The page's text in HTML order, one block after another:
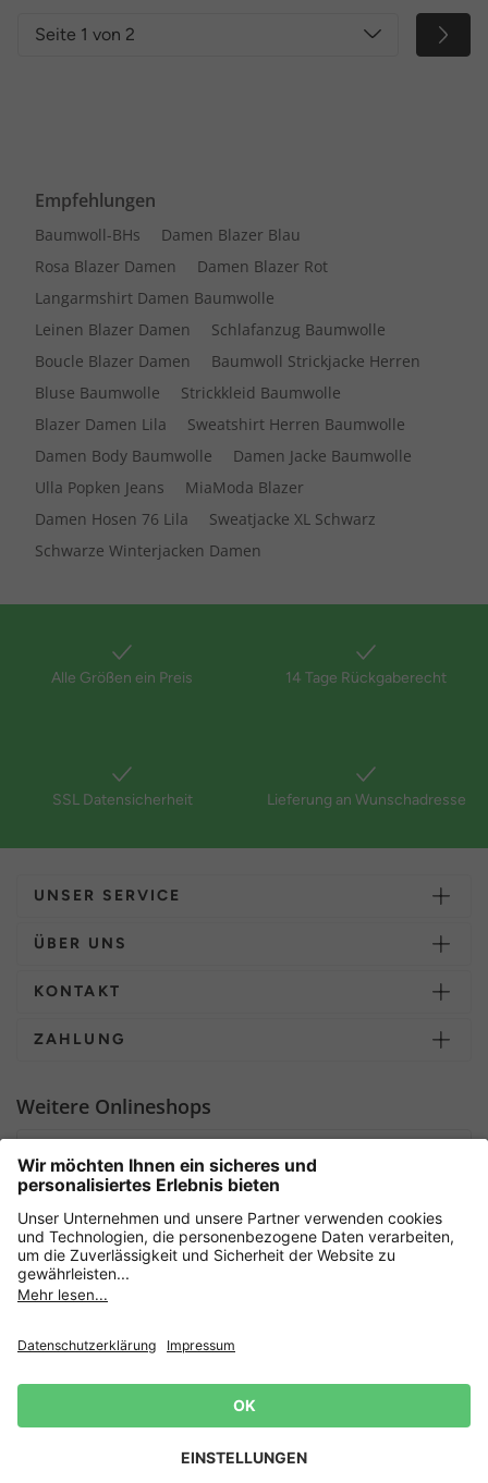
Seite 1 von 2
Empfehlungen
Baumwoll-BHs
Damen Blazer Blau
Rosa Blazer Damen
Damen Blazer Rot
Langarmshirt Damen Baumwolle
Leinen Blazer Damen
Schlafanzug Baumwolle
Boucle Blazer Damen
Baumwoll Strickjacke Herren
Bluse Baumwolle
Strickkleid Baumwolle
Blazer Damen Lila
Sweatshirt Herren Baumwolle
Damen Body Baumwolle
Damen Jacke Baumwolle
Ulla Popken Jeans
MiaModa Blazer
Damen Hosen 76 Lila
Sweatjacke XL Schwarz
Schwarze Winterjacken Damen
Alle Größen ein Preis 14 Tage Rückgaberecht
SSL Datensicherheit Lieferung an Wunschadresse
UNSER SERVICE
ÜBER UNS
KONTAKT
ZAHLUNG
Weitere Onlineshops
Sicher einkaufen mit
Widerrufsrecht
Impressum
Newsletter
Jetzt
Zur Anmeldung